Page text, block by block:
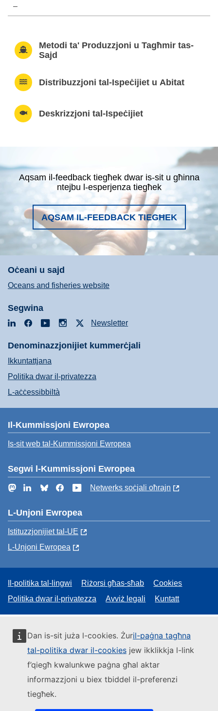
Dan is-sit juża l-cookies. Żuril-paġna tagħna
tal-politika dwar il-cookies jew ikklikkja l-link
f’qiegħ kwalunkwe paġna għal aktar
informazzjoni u biex tbiddel il-preferenzi
tiegħek.
–
Metodi ta' Produzzjoni u Tagħmir tas-
Sajd
Distribuzzjoni tal-Ispeċijiet u Abitat
Deskrizzjoni tal-Ispeċijiet
Aqsam il-feedback tiegħek dwar is-sit u għinna
ntejbu l-esperjenza tiegħek
AQSAM IL-FEEDBACK TIEGĦEK
Oċeani u sajd
Oceans and fisheries website
Segwina
LinkedInFacebookYouTubeInstagramNewsletter
Denominazzjonijiet kummerċjali
Ikkuntattjana
Politika dwar il-privatezza
L-aċċessibbiltà
Il-Kummissjoni Ewropea
Is-sit web tal-Kummissjoni Ewropea
Segwi l-Kummissjoni Ewropea
MastodonLinkedInBlueskyFacebookYouTube
Netwerks soċjali oħrajn
L-Unjoni Ewropea
Istituzzjonijiet tal-UE
L-Unjoni Ewropea
Il-politika tal-lingwi Riżorsi għas-sħab
Cookies
Politika dwar il-privatezza
Avviż legali Kuntatt